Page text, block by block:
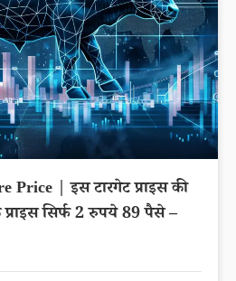
Price | इस टारगेट प्राइस की
सिर्फ 2 रुपये 89 पैसे –